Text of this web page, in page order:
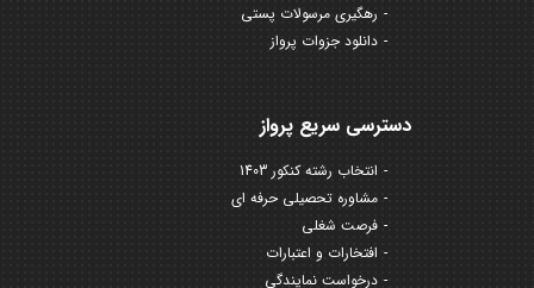
رهگیری مرسولات پستی
دانلود جزوات پرواز
دسترسی سریع پرواز
انتخاب رشته کنکور 1403
مشاوره تحصیلی حرفه ای
فرصت شغلی
افتخارات و اعتبارات
درخواست نمایندگی